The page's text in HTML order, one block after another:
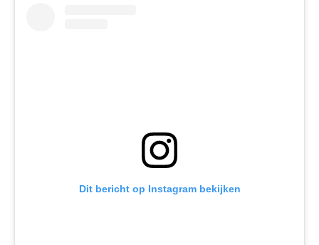
Dit bericht op Instagram bekijken